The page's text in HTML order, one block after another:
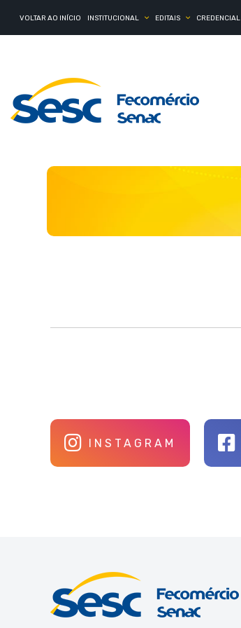
VOLTAR AO INÍCIO INSTITUCIONAL EDITAIS CREDENCIAL
INSTAGRAM